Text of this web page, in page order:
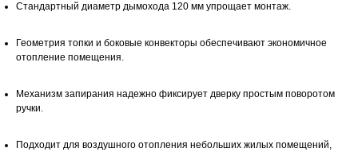
Стандартный диаметр дымохода 120 мм упрощает монтаж.
Геометрия топки и боковые конвекторы обеспечивают экономичное
отопление помещения.
Механизм запирания надежно фиксирует дверку простым поворотом
ручки.
Подходит для воздушного отопления небольших жилых помещений,